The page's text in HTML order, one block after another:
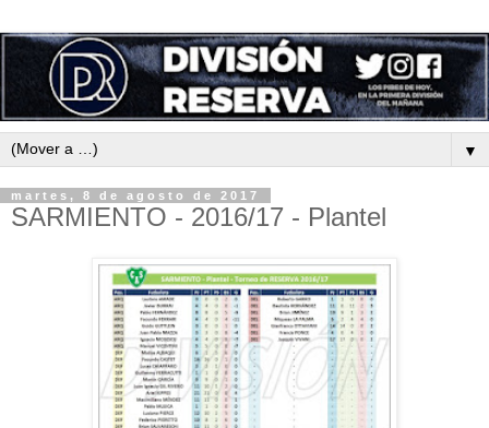
▼
martes, 8 de agosto de 2017
SARMIENTO - 2016/17 - Plantel